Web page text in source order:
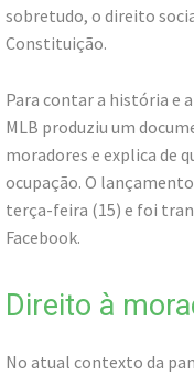
sobretudo, o direito
Constituição.
Para contar a história e
MLB produziu um
moradores e explica de
ocupação. O
terça-feira (15) e foi
Facebook.
Direito à
No atual contexto da